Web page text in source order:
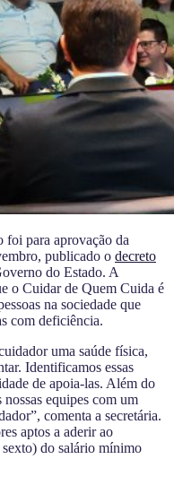
para aprovação da
publicado o decreto
do Estado. A
o Cuidar de Quem Cuida é
na sociedade que
com deficiência.
uma saúde física,
Identificamos essas
de apoia-las. Além do
equipes com um
comenta a secretária.
aptos a aderir ao
do salário mínimo